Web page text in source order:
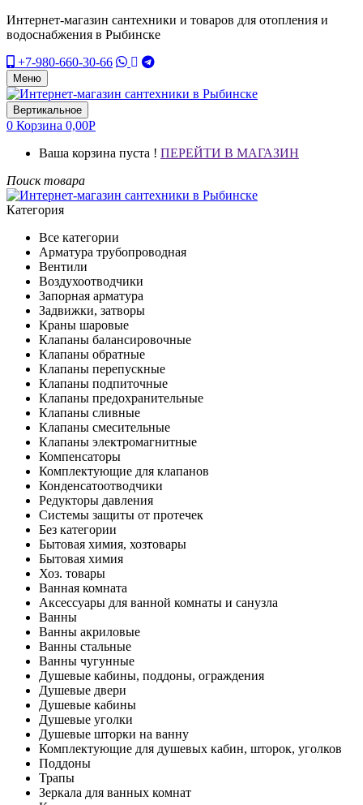
Интернет-магазин сантехники и товаров для отопления и
водоснабжения в Рыбинске
+7-980-660-30-66
Меню
Вертикальное
0 Корзина 0,00Р
Ваша корзина пуста ! ПЕРЕЙТИ В МАГАЗИН
Поиск товара
Категория
Все категории
Арматура трубопроводная
Вентили
Воздухоотводчики
Запорная арматура
Задвижки, затворы
Краны шаровые
Клапаны балансировочные
Клапаны обратные
Клапаны перепускные
Клапаны подпиточные
Клапаны предохранительные
Клапаны сливные
Клапаны смесительные
Клапаны электромагнитные
Компенсаторы
Комплектующие для клапанов
Конденсатоотводчики
Редукторы давления
Системы защиты от протечек
Без категории
Бытовая химия, хозтовары
Бытовая химия
Хоз. товары
Ванная комната
Аксессуары для ванной комнаты и санузла
Ванны
Ванны акриловые
Ванны стальные
Ванны чугунные
Душевые кабины, поддоны, ограждения
Душевые двери
Душевые кабины
Душевые уголки
Душевые шторки на ванну
Комплектующие для душевых кабин, шторок, уголков
Поддоны
Трапы
Зеркала для ванных комнат